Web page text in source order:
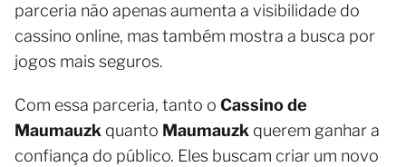
parceria não apenas aumenta a visibilidade do
cassino online, mas também mostra a busca por
jogos mais seguros.
Com essa parceria, tanto o Cassino de
Maumauzk quanto Maumauzk querem ganhar a
confiança do público. Eles buscam criar um novo